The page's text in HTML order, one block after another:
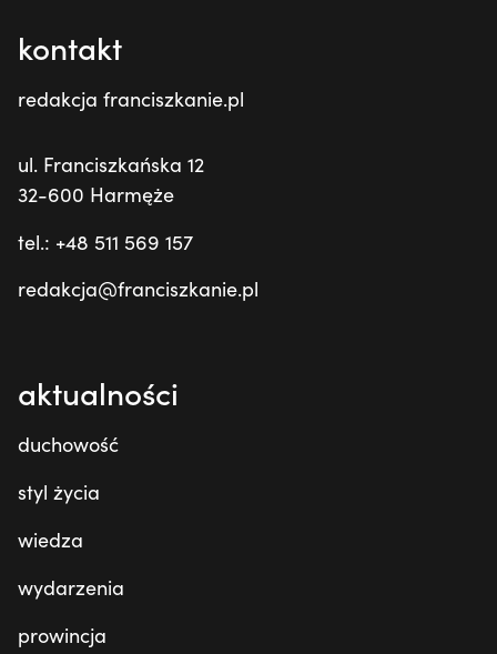
kontakt
redakcja franciszkanie.pl
ul. Franciszkańska 12
32-600 Harmęże
tel.: +48 511 569 157
redakcja@franciszkanie.pl
aktualności
duchowość
styl życia
wiedza
wydarzenia
prowincja